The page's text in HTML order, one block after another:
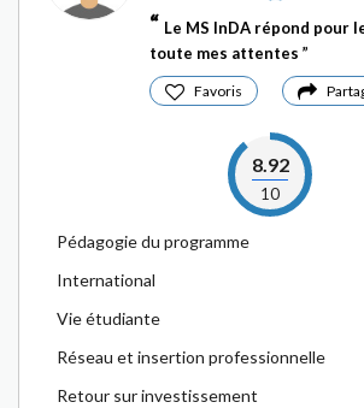
Le MS InDA répond pour
toute mes attentes
Favoris
8.92
10
Pédagogie du programme
International
Vie étudiante
Réseau et insertion professionnelle
Retour sur investissement